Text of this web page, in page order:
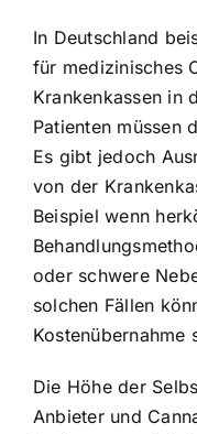
In Deutschland
für medizinisches
Krankenkassen in
Patienten müssen
Es gibt jedoch
von der
Beispiel wenn
oder schwere
solchen Fällen
Kostenübernahme
Die Höhe der
Anbieter und